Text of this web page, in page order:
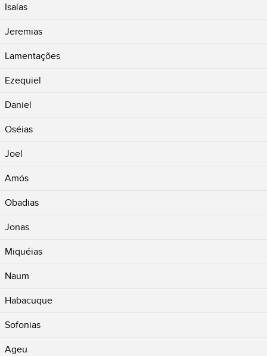
Isaías
Jeremias
Lamentações
Ezequiel
Daniel
Oséias
Joel
Amós
Obadias
Jonas
Miquéias
Naum
Habacuque
Sofonias
Ageu